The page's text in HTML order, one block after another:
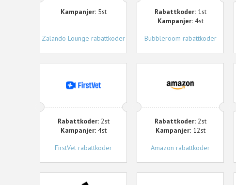
Kampanjer:5st
Zalando Lounge rabattkoder
Rabattkoder:1st
Kampanjer:4st
Bubbleroom rabattkoder
Rabattkoder:2st
Kampanjer:4st
FirstVet rabattkoder
Rabattkoder:2st
Kampanjer:12st
Amazon rabattkoder